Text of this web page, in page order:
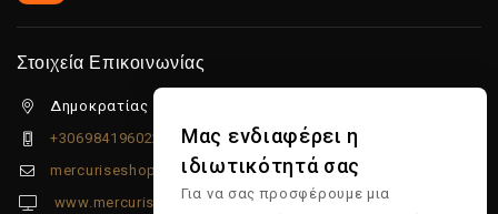
Στοιχεία Επικοινωνίας
Δημοκρατίας 5β Λιμένας Χερσονήσου, 70014
+306984196022
mercuriseshop@gmail.com
www.mercuriseshop.gr
Μας ενδιαφέρει η
ιδιωτικότητά σας
Για να σας προσφέρουμε μια